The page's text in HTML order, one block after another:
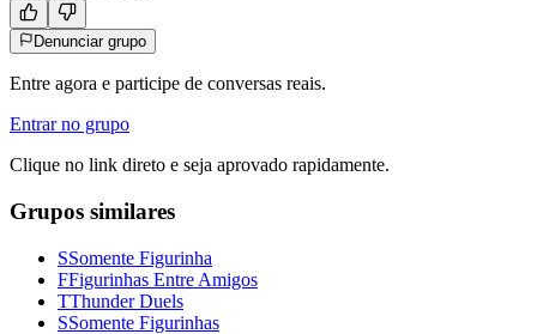
Denunciar grupo
Entre agora e participe de conversas reais.
Entrar no grupo
Clique no link direto e seja aprovado rapidamente.
Grupos similares
SSomente Figurinha
FFigurinhas Entre Amigos
TThunder Duels
SSomente Figurinhas